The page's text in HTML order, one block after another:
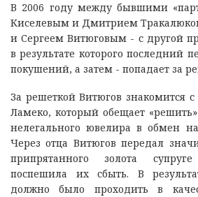
В 2006 году между бывшими
Киселевым и Дмитрием
и Сергеем Витюговым - с другой
в результате которого последний
покушений, а затем - попадает за
За решеткой Витюгов знакомится
Ламеко, который обещает
нелегального ювелира в обмен
Через отца Витюгов передал
припрятанного золота
поспешила их сбыть. В
должно было проходить в